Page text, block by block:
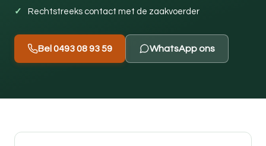
Rechtstreeks contact met de zaakvoerder
Bel 0493 08 93 59 WhatsApp ons